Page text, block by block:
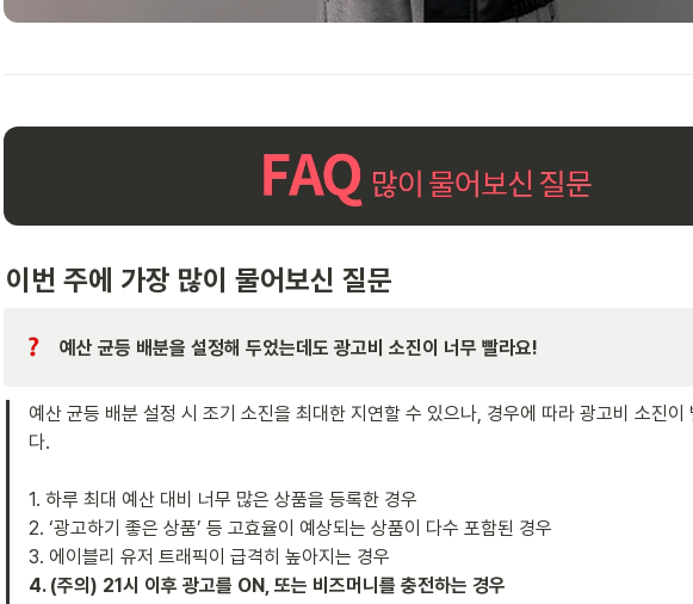
이번 주에 가장 많이 물어보신 질문
예산 균등 배분을 설정해 두었는데도 광고비 소진이 너무 빨라요!
예산 균등 배분 설정 시 조기 소진을 최대한 지연할 수 있으나, 경우에 따라 광고비 소진이
다.
1. 하루 최대 예산 대비 너무 많은 상품을 등록한 경우
2. ‘광고하기 좋은 상품’ 등 고효율이 예상되는 상품이 다수 포함된 경우